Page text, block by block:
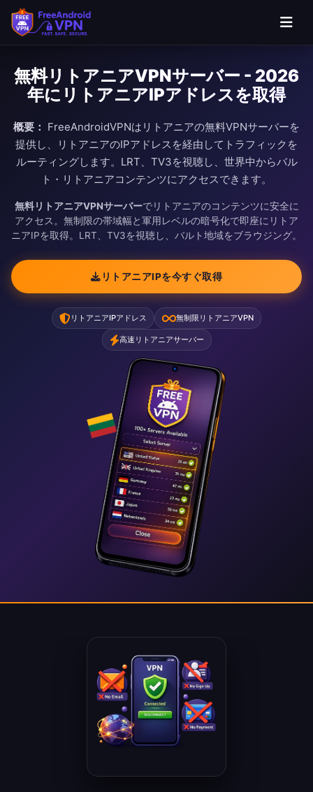
無料リトアニアVPNサーバー - 2026
年にリトアニアIPアドレスを取得
概要： FreeAndroidVPNはリトアニアの無料VPNサーバーを
提供し、リトアニアのIPアドレスを経由してトラフィックを
ルーティングします。LRT、TV3を視聴し、世界中からバル
ト・リトアニアコンテンツにアクセスできます。
無料リトアニアVPNサーバーでリトアニアのコンテンツに安全に
アクセス。無制限の帯域幅と軍用レベルの暗号化で即座にリトア
ニアIPを取得。LRT、TV3を視聴し、バルト地域をブラウジング。
リトアニアIPを今すぐ取得
リトアニアIPアドレス 無制限リトアニアVPN
高速リトアニアサーバー